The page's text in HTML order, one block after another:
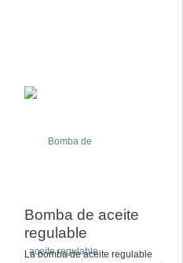
Bomba de aceite
regulable
La bomba de aceite regulable